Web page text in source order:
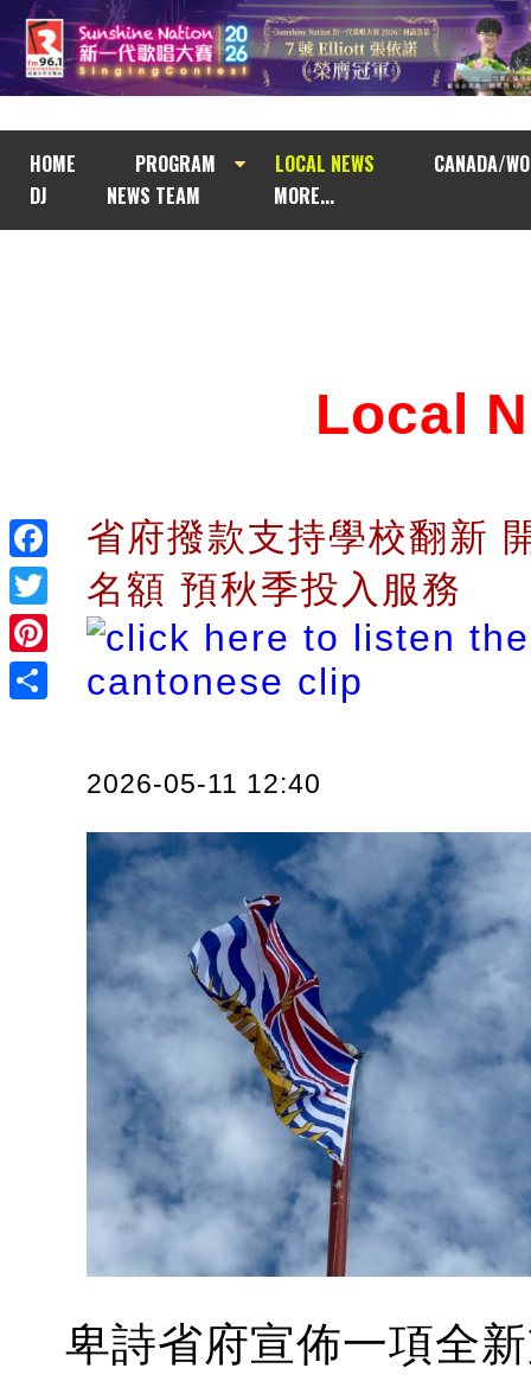
HOME PROGRAM LOCAL NEWS
CANADA/
DJ
NEWS TEAM MORE...
Facebook
Twitter
Pinterest
Local
省府撥款支持學校翻新
名額 預秋季投入服務
2026-05-11 12:40
卑詩省府宣佈一項全